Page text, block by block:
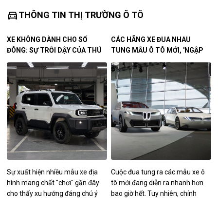
directions_carTHÔNG TIN THỊ TRƯỜNG Ô TÔ
XE KHÔNG DÀNH CHO SỐ
ĐÔNG: SỰ TRỖI DẬY CỦA THÚ
CHƠI SUV ĐỊA HÌNH TẠI VIỆT
NAM
Sự xuất hiện nhiều mẫu xe địa
hình mang chất "chơi" gần đây
cho thấy xu hướng đáng chú ý
CÁC HÃNG XE ĐUA NHAU
TUNG MẪU Ô TÔ MỚI, 'NGẬP
TRÀN' CÔNG NGHỆ NHƯNG
KÉM TIN CẬY
Cuộc đua tung ra các mẫu xe ô
tô mới đang diễn ra nhanh hơn
bao giờ hết. Tuy nhiên, chính